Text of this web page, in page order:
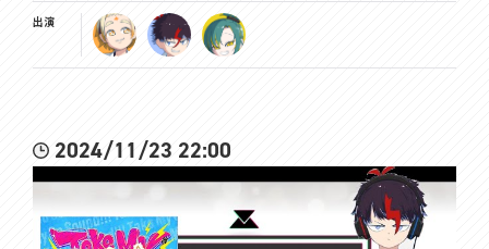
出演
2024/11/23 22:00